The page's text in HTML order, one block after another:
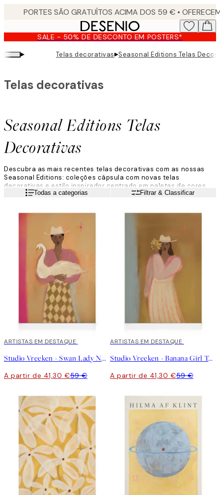
content. SALE - 50% DE DESCONTO EM POSTERS*
▸ Telas decorativas▸Seasonal Editions Telas
Seasonal Editions Telas
Decorativas
Telas decorativas
Descubra as mais recentes telas decorativas com as nossas
Seasonal Editions: coleções cápsula com novas telas
decorativas e estilo inspirador centrado em paletas de cores
selecionadas. Estas coleções inspiram diferentes ambientes,
Quiet Horizons e Club Play.
Leia maisTodas a categorias Filtrar & Classificar
30%*
ARTISTAS EM DESTAQUE
Studio Vreeken - Swan Lady No2 Tela
A partir de 41,30 €59 €
30%*
ARTISTAS EM DESTAQUE
Studio Vreeken - Banana Girl Tela
A partir de 41,30 €59 €